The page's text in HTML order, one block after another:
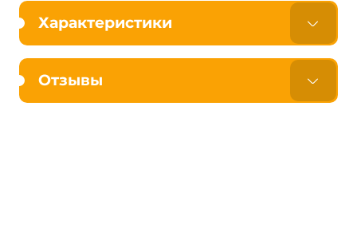
Характеристики
Отзывы